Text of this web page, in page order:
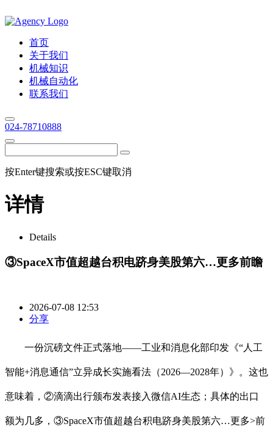
首页
关于我们
机械知识
机械自动化
联系我们
024-78710888
按Enter键搜索或按ESC键取消
详情
Details
③SpaceX市值超越台积电跻身美股第六…更多前瞻
2026-07-08 12:53
分享
一份沉磅文件正式落地——工业和消息化部印发《“人工
智能+消息通信”立异成长实施看法（2026—2028年）》。这也
意味着，②滴滴出行颁布发表接入微信AI生态；具体的出口
额为几多，③SpaceX市值超越台积电跻身美股第六…更多>前